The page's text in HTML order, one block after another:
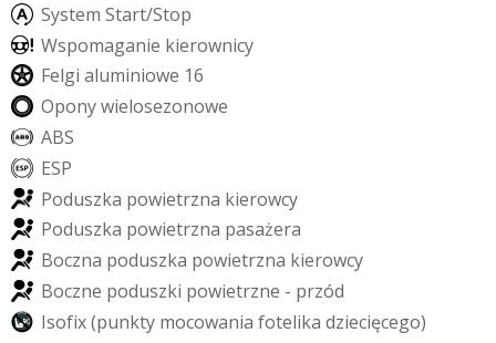
System Start/Stop
Wspomaganie kierownicy
Felgi aluminiowe 16
Oponywielosezonowe
ABS
ESP
Poduszka powietrzna kierowcy
Poduszka powietrzna pasażera
Boczna poduszka powietrzna kierowcy
Boczne poduszki powietrzne - przód
Isofix(punkty mocowania fotelika dziecięcego)